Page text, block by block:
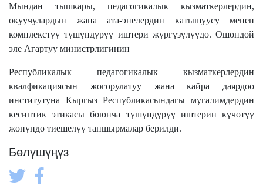
Мындан тышкары, педагогикалык кызматкерлердин,
окуучулардын жана ата-энелердин катышуусу менен
комплекстүү түшүндүрүү иштери жүргүзүлүүдө. Ошондой
эле Агартуу министрлигинин
Республикалык педагогикалык кызматкерлердин
квалфикациясын жогорулатуу жана кайра даярдоо
институтуна Кыргыз Республикасындагы мугалимдердин
кесиптик этикасы боюнча түшүндүрүү иштерин күчөтүү
жөнүндө тиешелүү тапшырмалар берилди.
Бөлүшүңүз